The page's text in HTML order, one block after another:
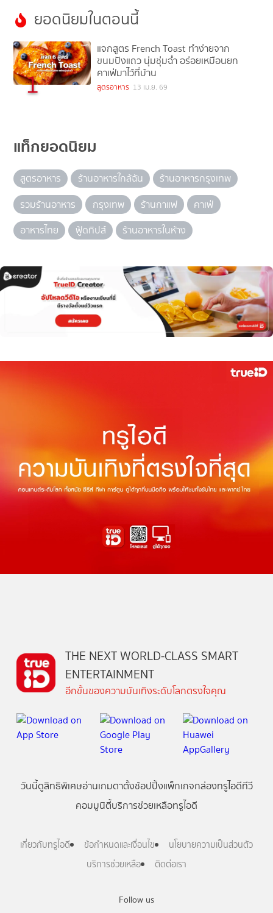
ยอดนิยมในตอนนี้
1
แจกสูตร French Toast ทำง่ายจาก
ขนมปังแถว นุ่มชุ่มฉ่ำ อร่อยเหมือนยก
คาเฟ่มาไว้ที่บ้าน
สูตรอาหาร 13 เม.ย. 69
แท็กยอดนิยม
สูตรอาหาร ร้านอาหารใกล้ฉัน
ร้านอาหารกรุงเทพ
รวมร้านอาหาร
กรุงเทพ ร้านกาแฟ
คาเฟ่
อาหารไทย
ฟู้ดทิปส์ ร้านอาหารในห้าง
Follow us
THE NEXT WORLD-CLASS SMART
ENTERTAINMENT
อีกขั้นของความบันเทิงระดับโลกตรงใจคุณ
วันนี้ดูสิทธิพิเศษอ่านเกมตาตั้งช้อปปิ้งแพ็กเกจกล่องทรูไอดีทีวี
คอมมูนิตี้บริการช่วยเหลือทรูไอดี
เกี่ยวกับทรูไอดี ข้อกำหนดและเงื่อนไข
นโยบายความเป็นส่วนตัว
บริการช่วยเหลือ
ติดต่อเรา